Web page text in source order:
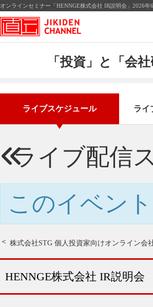
オンラインセミナー「HENNGE株式会社 IR説明会」2026
「投資」と「会
ライブスケジュール ライ
ライブ配信
このイベン
株式会社STG 個人投資家向けオンライン会
HENNGE株式会社 IR説明会